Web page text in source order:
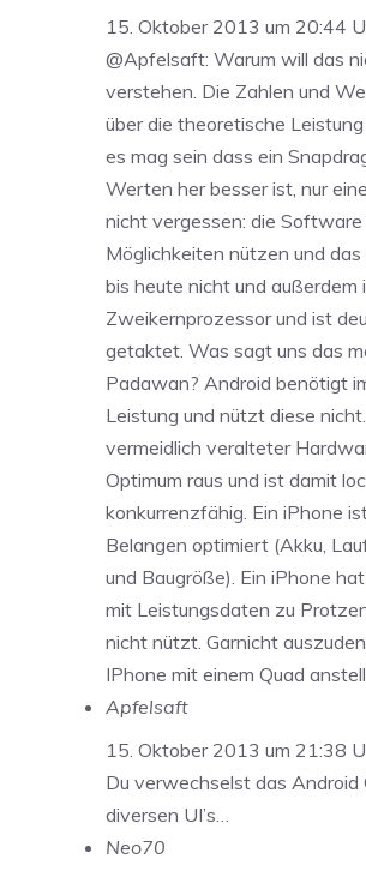
15. Oktober 2013 um 20:44
@Apfelsaft: Warum will das
verstehen. Die Zahlen und
über die theoretische
es mag sein dass ein
Werten her besser ist, nur
nicht vergessen: die Software
Möglichkeiten nützen und
bis heute nicht und außerdem
Zweikernprozessor und ist
getaktet. Was sagt uns das
Padawan? Android benötigt
Leistung und nützt diese
vermeidlich veralteter
Optimum raus und ist damit
konkurrenzfähig. Ein iPhone
Belangen optimiert (Akku,
und Baugröße). Ein iPhone
mit Leistungsdaten zu
nicht nützt. Garnicht
IPhone mit einem Quad
Apfelsaft
15. Oktober 2013 um 21:38
Du verwechselst das Android
diversen UI’s…
Neo70